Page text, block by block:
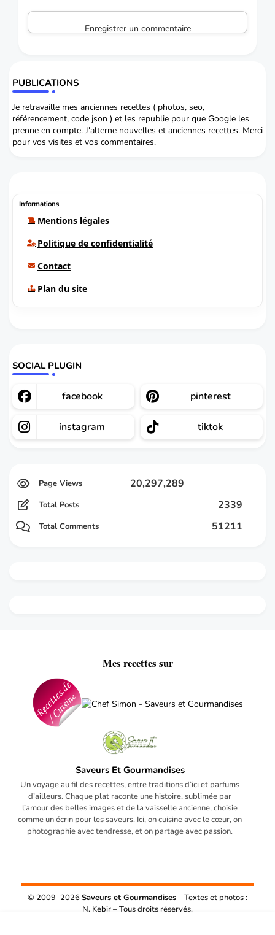
Enregistrer un commentaire
PUBLICATIONS
Je retravaille mes anciennes recettes ( photos, seo,
référencement, code json ) et les republie pour que Google les
prenne en compte. J'alterne nouvelles et anciennes recettes. Merci
pour vos visites et vos commentaires.
Informations
Mentions légales
Politique de confidentialité
Contact
Plan du site
SOCIAL PLUGIN
facebook pinterest
instagram tiktok
20,297,289
Total Posts 2339
Total Comments 51211
Mes recettes sur
Saveurs Et Gourmandises
Un voyage au fil des recettes, entre traditions d’ici et parfums
d’ailleurs. Chaque plat raconte une histoire, sublimée par
l’amour des belles images et de la vaisselle ancienne, choisie
comme un écrin pour les saveurs. Ici, on cuisine avec le cœur, on
photographie avec tendresse, et on partage avec passion.
© 2009–2026Saveurs et Gourmandises– Textes et photos :
N. Kebir – Tous droits réservés.